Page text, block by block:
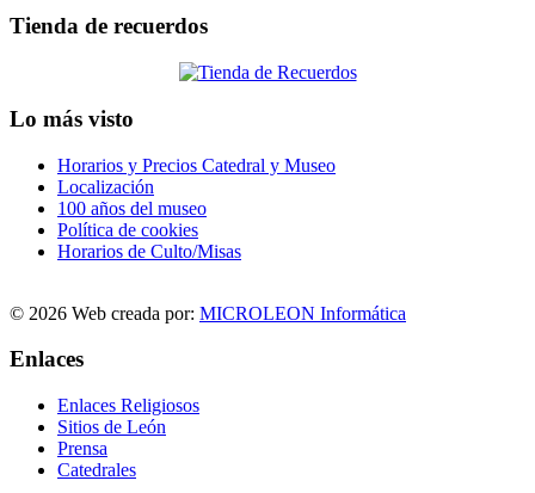
Tienda de recuerdos
Lo más visto
Horarios y Precios Catedral y Museo
Localización
100 años del museo
Política de cookies
Horarios de Culto/Misas
© 2026 Web creada por: MICROLEON Informática
Enlaces
Enlaces Religiosos
Sitios de León
Prensa
Catedrales